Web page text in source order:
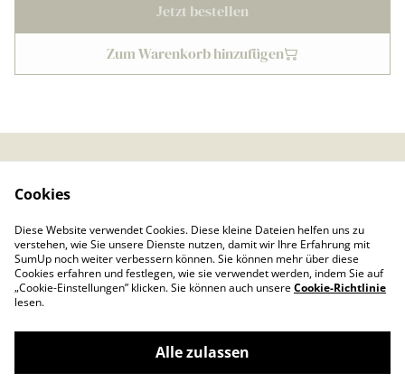
Jetzt bestellen
Zum Warenkorb hinzufügen
ngen von SumUp
Impressum
Cookies
Diese Website verwendet Cookies. Diese kleine Dateien helfen uns zu
verstehen, wie Sie unsere Dienste nutzen, damit wir Ihre Erfahrung mit
SumUp noch weiter verbessern können. Sie können mehr über diese
Cookies erfahren und festlegen, wie sie verwendet werden, indem Sie auf
„Cookie-Einstellungen” klicken. Sie können auch unsereCookie-Richtlinie
lesen.
Alle zulassen